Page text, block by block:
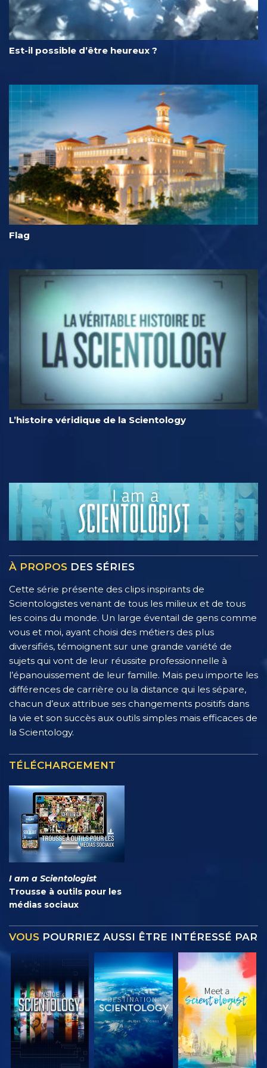
Est-il possible d’être heureux ?
Flag
L’histoire véridique de la Scientology
À PROPOS DES SÉRIES
Cette série présente des clips inspirants de
Scientologistes venant de tous les milieux et de tous
les coins du monde. Un large éventail de gens comme
vous et moi, ayant choisi des métiers des plus
diversifiés, témoignent sur une grande variété de
sujets qui vont de leur réussite professionnelle à
l’épanouissement de leur famille. Mais peu importe les
différences de carrière ou la distance qui les sépare,
chacun d’eux attribue ses changements positifs dans
la vie et son succès aux outils simples mais efficaces de
la Scientology.
TÉLÉCHARGEMENT
I am a Scientologist
Trousse à outils pour les
médias sociaux
VOUS POURRIEZ AUSSI ÊTRE INTÉRESSÉ PAR